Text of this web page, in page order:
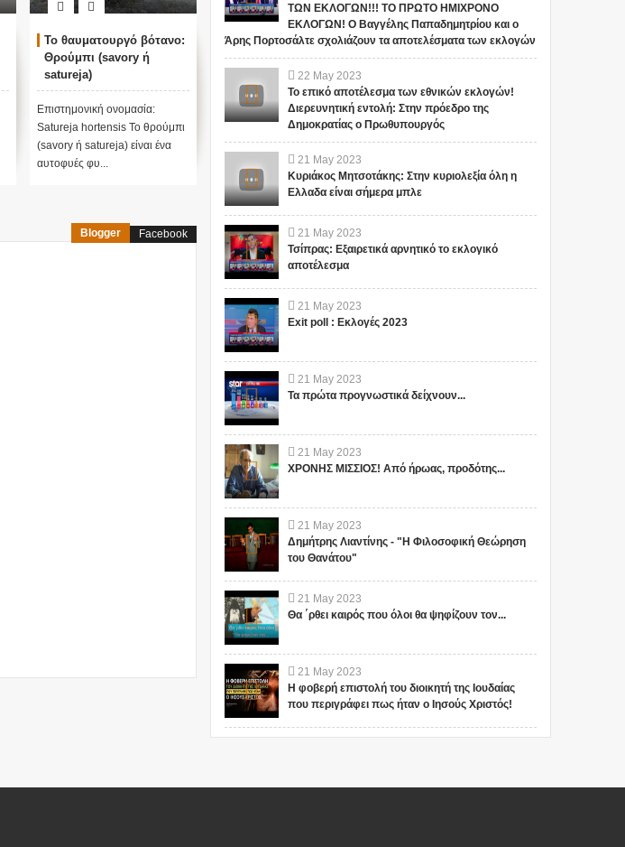
Το θαυματουργό βότανο:
Θρούμπι (savory ή
satureja)
Επιστημονική ονομασία:
Satureja hortensis Το θρούμπι
(savory ή satureja) είναι ένα
αυτοφυές φυ...
5 Θαυματουργά βότανα
της ελληνικής γης!
Avena sativa Λαϊκή Ονομασία:
Αγριοβρώμη, Αγριογέννημα,
Αγριοσίφουνα, Βρωμάρι, Ταγή
ΣΠΑΝΙΟΣ ΠΛΟΥΤΟΣ!!!
ΟΛΕΣ ΟΙ ΥΠΕΡΤΡΟΦΕΣ
ΔΑΣΗ ΤΗΣ ΕΛΛΑΔΑΣ!!
(ΒΙΝΤΕΟ)
(adsbygoogle =
window.adsbygoogle ||
[]).push({});
Blogger Facebook
ΤΩΝ ΕΚΛΟΓΩΝ!!! ΤΟ ΠΡΩΤΟ ΗΜΙΧΡΟΝΟ
ΕΚΛΟΓΩΝ! Ο Βαγγέλης Παπαδημητρίου και ο
Άρης Πορτοσάλτε σχολιάζουν τα αποτελέσματα των εκλογών
22 May 2023
Το επικό αποτέλεσμα των εθνικών εκλογών!
Διερευνητική εντολή: Στην πρόεδρο της
Δημοκρατίας ο Πρωθυπουργός
21 May 2023
Κυριάκος Μητσοτάκης: Στην κυριολεξία όλη η
Ελλαδα είναι σήμερα μπλε
21 May 2023
Τσίπρας: Εξαιρετικά αρνητικό το εκλογικό
αποτέλεσμα
21 May 2023
Exit poll : Εκλογές 2023
21 May 2023
Τα πρώτα προγνωστικά δείχνουν...
21 May 2023
ΧΡΟΝΗΣ ΜΙΣΣΙΟΣ! Από ήρωας, προδότης...
21 May 2023
Δημήτρης Λιαντίνης - "Η Φιλοσοφική Θεώρηση
του Θανάτου"
21 May 2023
Θα ΄ρθει καιρός που όλοι θα ψηφίζουν τον...
21 May 2023
Η φοβερή επιστολή του διοικητή της Ιουδαίας
που περιγράφει πως ήταν ο Ιησούς Χριστός!